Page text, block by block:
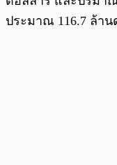
ประมาณ 116.7 ล้าน